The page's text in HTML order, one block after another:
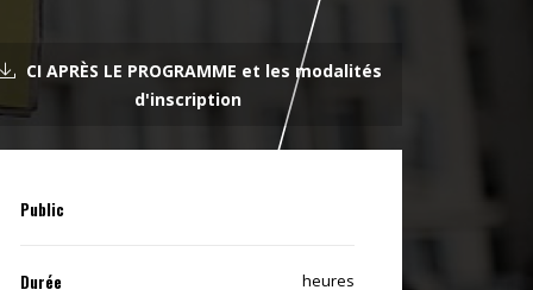
LIBERTÉS
LIBERTÉS PUBLIQUES
LOGEMENT
NOTRE HOMMAGE
CI APRÈS LE PROGRAMME et les modalités
d'inscription
Public
Durée heures